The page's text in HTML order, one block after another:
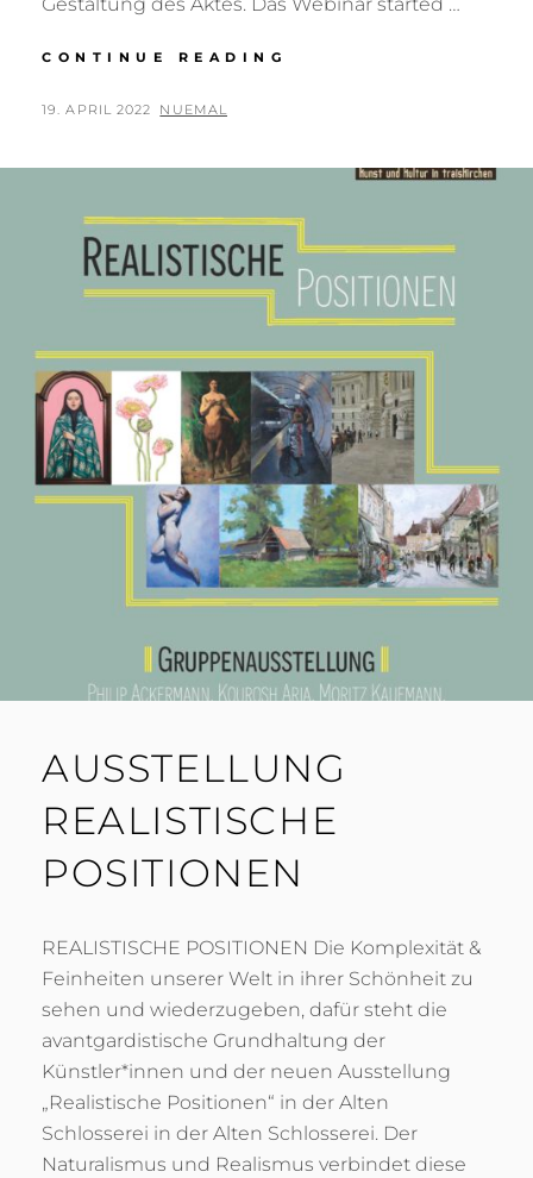
CONTINUE READING
POSTED
19. APRIL 2022 BY
NUEMAL
AUSSTELLUNG
REALISTISCHE
POSITIONEN
REALISTISCHE POSITIONEN Die Komplexität &
Feinheiten unserer Welt in ihrer Schönheit zu
sehen und wiederzugeben, dafür steht die
avantgardistische Grundhaltung der
Künstler*innen und der neuen Ausstellung
„Realistische Positionen“ in der Alten
Schlosserei in der Alten Schlosserei. Der
Naturalismus und Realismus verbindet diese